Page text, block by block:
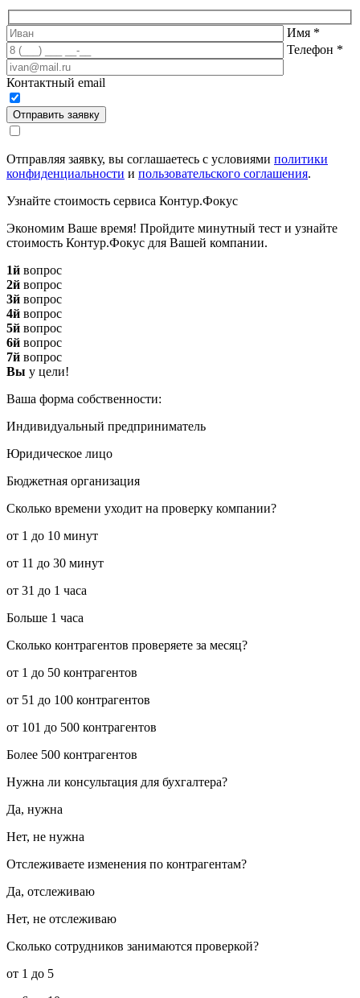
Имя *
Телефон *
Контактный email
Отправить заявку
Отправляя заявку, вы соглашаетесь с условиями политики
конфиденциальности и пользовательского соглашения.
Узнайте стоимость сервиса Контур.Фокус
Экономим Ваше время! Пройдите минутный тест и узнайте
стоимость Контур.Фокус для Вашей компании.
1й вопрос
2й вопрос
3й вопрос
4й вопрос
5й вопрос
6й вопрос
7й вопрос
Вы у цели!
Ваша форма собственности:
Индивидуальный предприниматель
Юридическое лицо
Бюджетная организация
Сколько времени уходит на проверку компании?
от 1 до 10 минут
от 11 до 30 минут
от 31 до 1 часа
Больше 1 часа
Сколько контрагентов проверяете за месяц?
от 1 до 50 контрагентов
от 51 до 100 контрагентов
от 101 до 500 контрагентов
Более 500 контрагентов
Нужна ли консультация для бухгалтера?
Да, нужна
Нет, не нужна
Отслеживаете изменения по контрагентам?
Да, отслеживаю
Нет, не отслеживаю
Сколько сотрудников занимаются проверкой?
от 1 до 5